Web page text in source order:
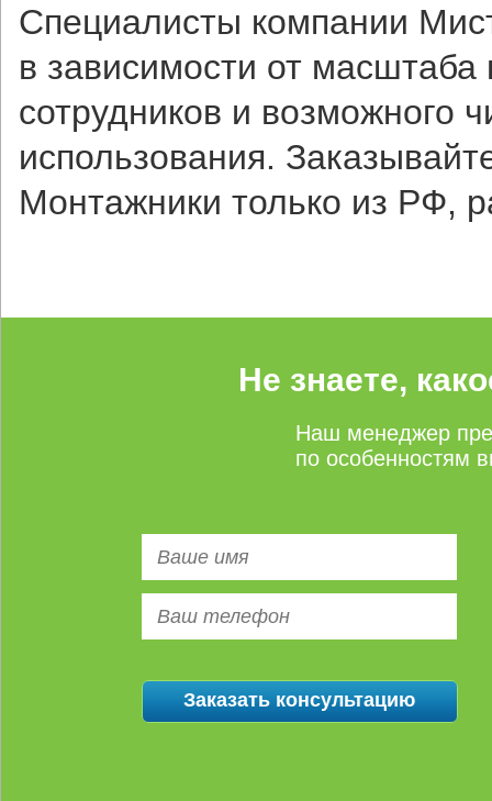
Специалисты компании
в зависимости от масштаба
сотрудников и возможного
использования.
Монтажники только из РФ,
Не знаете,
Наш менеджер
по особенностям